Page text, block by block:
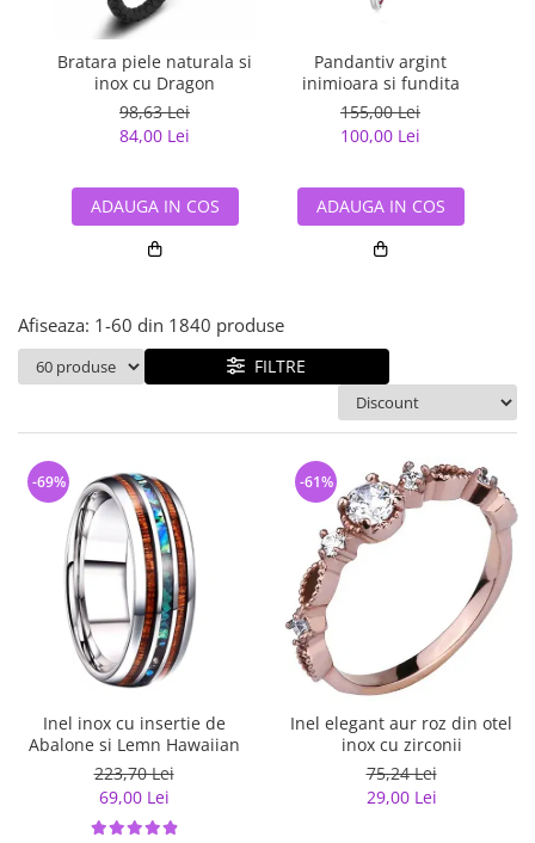
semipretioase
Bijuterii argint placat cu aur
Bijuterii argint cu diverse
Bijuterii de Lux
Bijuterii gotice si rock
Bijuterii Handmade
Bijuterii fantezie
Bijuterii tungsten
Solutii si lavete de curatare
bijuterii argint
Bratara piele naturala si
inox cu Dragon
98,63 Lei
84,00 Lei
ADAUGA IN COS
Pandantiv argint
inimioara si fundita
155,00 Lei
100,00 Lei
ADAUGA IN COS
Afiseaza: 1-60 din 1840 produse
FILTRE
Inel inox cu insertie de
Abalone si Lemn Hawaiian
223,70 Lei
69,00 Lei
-69%
Inel elegant aur roz din otel
inox cu zirconii
75,24 Lei
29,00 Lei
-61%